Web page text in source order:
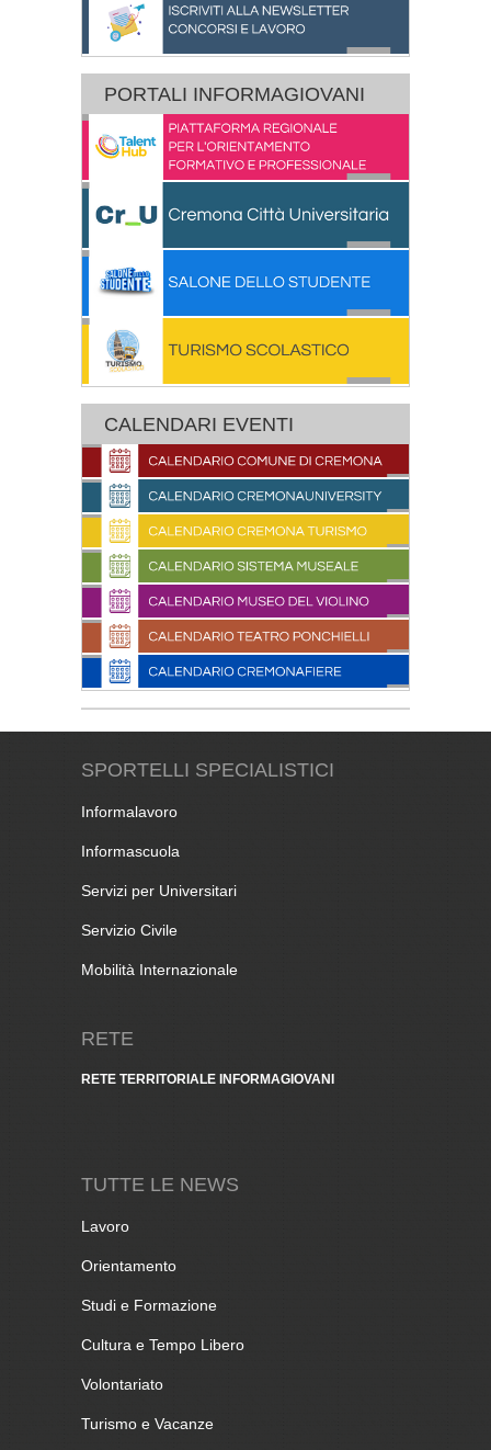
PORTALI INFORMAGIOVANI
CALENDARI EVENTI
SPORTELLI SPECIALISTICI
Informalavoro
Informascuola
Servizi per Universitari
Servizio Civile
Mobilità Internazionale
RETE
RETE TERRITORIALE INFORMAGIOVANI
TUTTE LE NEWS
Lavoro
Orientamento
Studi e Formazione
Cultura e Tempo Libero
Volontariato
Turismo e Vacanze